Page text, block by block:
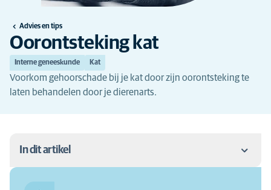
Advies en tips
Oorontsteking kat
Interne geneeskunde Kat
Voorkom gehoorschade bij je kat door zijn oorontsteking te
laten behandelen door je dierenarts.
In dit artikel